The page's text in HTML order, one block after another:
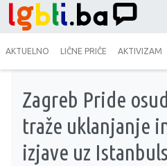
AKTUELNO LIČNE PRIČE AKTIVIZAM
Zagreb Pride
traže uklanjanje
izjave uz